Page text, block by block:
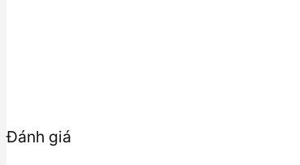
Đánh giá